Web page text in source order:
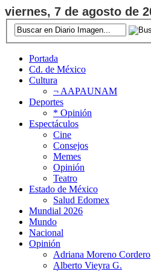
viernes, 7 de agosto de
Portada
Cd. de México
Cultura
¬ AAPAUNAM
Deportes
* Opinión
Espectáculos
Cine
Consejos
Memes
Opinión
Teatro
Estado de México
Salud Edomex
Mundial 2026
Mundo
Nacional
Opinión
Adriana Moreno Cordero
Alberto Vieyra G.